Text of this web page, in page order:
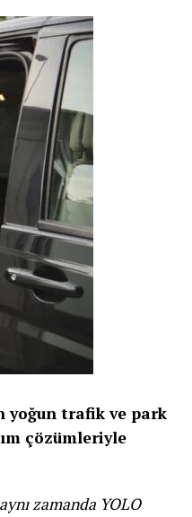
yoğun trafik ve park
çözümleriyle
zamanda YOLO